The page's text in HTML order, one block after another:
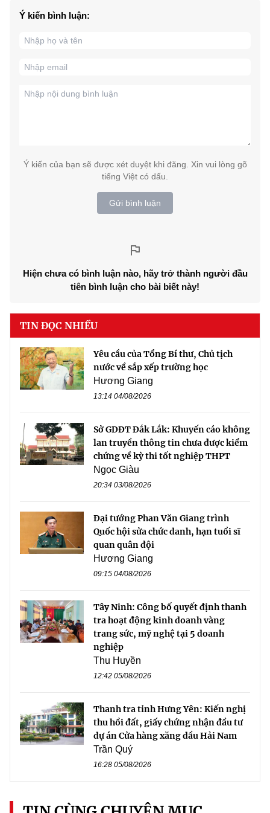
Ý kiến bình luận:
Ý kiến của bạn sẽ được xét duyệt khi đăng. Xin vui lòng gõ
tiếng Việt có dấu.
Gửi bình luận
Hiện chưa có bình luận nào, hãy trở thành người đầu
tiên bình luận cho bài biết này!
TIN ĐỌC NHIỀU
Yêu cầu của Tổng Bí thư, Chủ tịch
nước về sắp xếp trường học
Hương Giang
13:14 04/08/2026
Sở GDĐT Đắk Lắk: Khuyến cáo không
lan truyền thông tin chưa được kiểm
chứng về kỳ thi tốt nghiệp THPT
Ngọc Giàu
20:34 03/08/2026
Đại tướng Phan Văn Giang trình
Quốc hội sửa chức danh, hạn tuổi sĩ
quan quân đội
Hương Giang
09:15 04/08/2026
Tây Ninh: Công bố quyết định thanh
tra hoạt động kinh doanh vàng
trang sức, mỹ nghệ tại 5 doanh
nghiệp
Thu Huyền
12:42 05/08/2026
Thanh tra tỉnh Hưng Yên: Kiến nghị
thu hồi đất, giấy chứng nhận đầu tư
dự án Cửa hàng xăng dầu Hải Nam
Trần Quý
16:28 05/08/2026